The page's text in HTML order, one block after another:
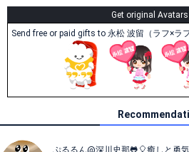
Get original
Send free or paid gifts to 永松 波留（ラフ×ラ
ぷるるん@深川史那🐸🎈癒しと勇